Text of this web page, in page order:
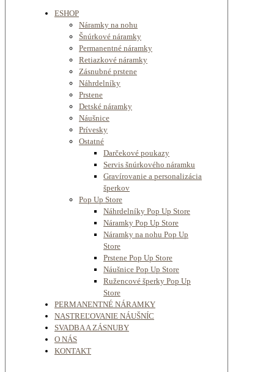
ESHOP
Náramky na nohu
Šnúrkové náramky
Permanentné náramky
Retiazkové náramky
Zásnubné prstene
Náhrdelníky
Prstene
Detské náramky
Náušnice
Prívesky
Ostatné
Darčekové poukazy
Servis šnúrkového náramku
Gravírovanie a personalizácia
šperkov
Pop Up Store
Náhrdelníky Pop Up Store
Náramky Pop Up Store
Náramky na nohu Pop Up
Store
Prstene Pop Up Store
Náušnice Pop Up Store
Ružencové šperky Pop Up
Store
PERMANENTNÉ NÁRAMKY
NASTREĽOVANIE NÁUŠNÍC
SVADBA A ZÁSNUBY
O NÁS
KONTAKT